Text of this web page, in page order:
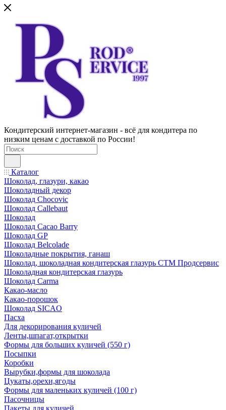
Кондитерский интернет-магазин - всё для кондитера по
низким ценам с доставкой по России!
Каталог
Шоколад, глазури, какао
Шоколадный декор
Шоколад Chocovic
Шоколад Callebaut
Шоколад
Шоколад Cacao Barry
Шоколад GP
Шоколад Belcolade
Шоколадные покрытия, ганаш
Шоколад, шоколадная кондитерская глазурь СТМ Продсервис
Шоколадная кондитерская глазурь
Шоколад Carma
Какао-масло
Какао-порошок
Шоколад SICAO
Пасха
Для декорирования куличей
Ленты,шпагат,открытки
Формы для больших куличей (550 г)
Посыпки
Коробки
Вырубки,формы для шоколада
Цукаты,орехи,ягоды
Формы для маленьких куличей (100 г)
Пасочницы
Пакеты для куличей